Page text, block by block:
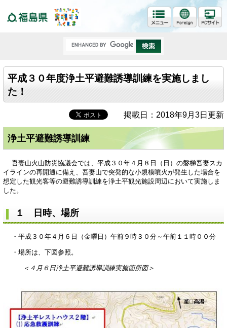
平成３０年度浄土平避難誘導訓練を実施しまし
た！
掲載日：2018年9月3日更新
浄土平避難誘導訓練
吾妻山火山防災協議会では、平成３０年４月８日（日）の磐梯吾妻スカ
イラインの再開通に備え、吾妻山で突発的な小規模噴火が発生した場合を
想定した観光客等の避難誘導訓練を浄土平観光施設周辺において実施しま
した。
１ 日時、場所
・平成３０年４月６日（金曜日）午前９時３０分～午前１１時００分
・場所は、下図参照。
＜４月６日浄土平避難誘導訓練実施箇所図＞